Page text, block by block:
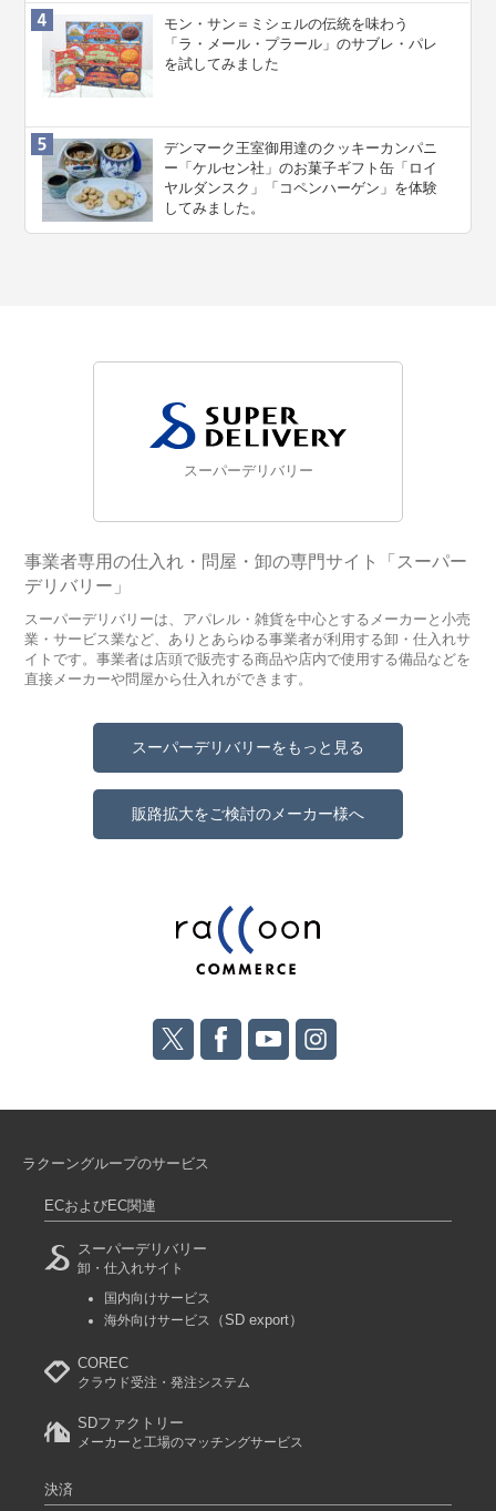
モン・サン＝ミシェルの伝統を味わう
「ラ・メール・プラール」のサブレ・パレ
を試してみました
デンマーク王室御用達のクッキーカンパニ
ー「ケルセン社」のお菓子ギフト缶「ロイ
ヤルダンスク」「コペンハーゲン」を体験
してみました。
スーパーデリバリー
事業者専用の仕入れ・問屋・卸の専門サイト「スーパー
デリバリー」
スーパーデリバリーは、アパレル・雑貨を中心とするメーカーと小売
業・サービス業など、ありとあらゆる事業者が利用する卸・仕入れサ
イトです。事業者は店頭で販売する商品や店内で使用する備品などを
直接メーカーや問屋から仕入れができます。
スーパーデリバリーをもっと見る
販路拡大をご検討のメーカー様へ
ラクーングループのサービス
ECおよびEC関連
スーパーデリバリー
卸・仕入れサイト
国内向けサービス
海外向けサービス
（SD export）
COREC
クラウド受注・発注システム
SDファクトリー
メーカーと工場のマッチングサービス
決済